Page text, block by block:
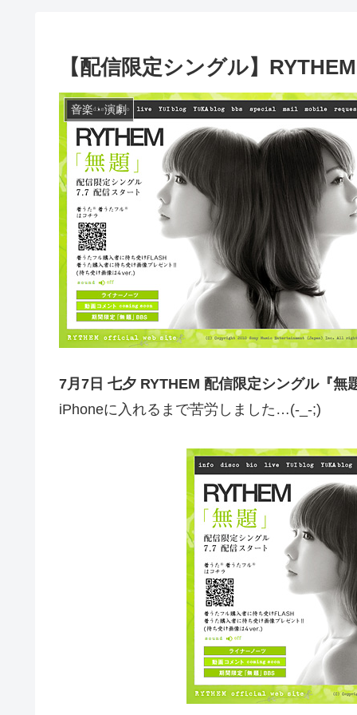
【配信限定シングル】
音楽・演劇
7月7日 七夕 RYTHEM 配信限定シングル『無
iPhoneに入れるまで苦労しました…(-_-;)